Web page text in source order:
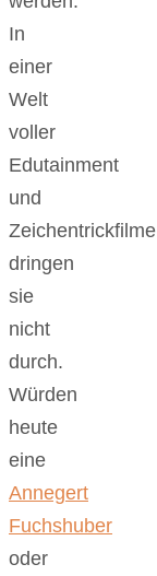
In
einer
Welt
voller
Edutainment
und
Zeichentrickfilme
dringen
sie
nicht
durch.
Würden
heute
eine
Annegert
Fuchshuber
oder